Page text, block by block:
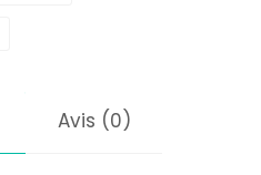
Avis (0)